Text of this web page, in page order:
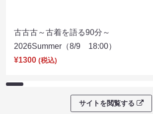
古古古～古着を語る90分～
2026Summer（8/9 18:00）
¥1300 (税込)
サイトを閲覧する